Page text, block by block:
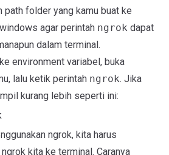
path folder yang kamu buat ke
agar perintah ngrok dapat
dalam terminal.
environment variabel, buka
lalu ketik perintah ngrok. Jika
kurang lebih seperti ini:
ngrok, kita harus
kita ke terminal. Caranya